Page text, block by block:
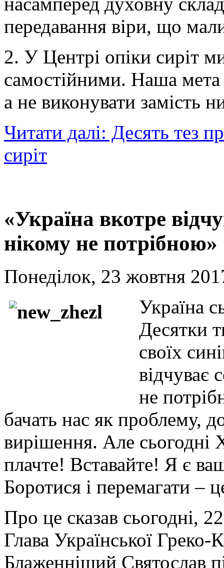
передавання віри, що
2. У Центрі опіки сиріт
самостійними. Наша мета
а не виконувати замість
Читати далі: Десять тез
сиріт
«Україна вкотре
нікому не потрібною»
Понеділок, 23 жовтня
Україна
Десятки
своїх
відчуває
не
бачать нас як проблему,
вирішення. Але сьогодні
плачте! Вставайте! Я є
Боротися і перемагати –
Про це сказав сьогодні,
Глава Української Греко-
Блаженніший Святослав